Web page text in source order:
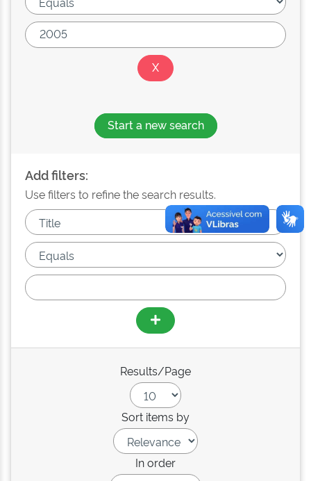
Start a new search
Add filters:
Use filters to refine the search results.
Results/Page
Sort items by
In order